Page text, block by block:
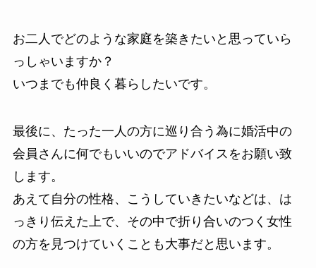
お二人でどのような家庭を築きたいと思っていら
っしゃいますか？
いつまでも仲良く暮らしたいです。
最後に、たった一人の方に巡り合う為に婚活中の
会員さんに何でもいいのでアドバイスをお願い致
します。
あえて自分の性格、こうしていきたいなどは、は
っきり伝えた上で、その中で折り合いのつく女性
の方を見つけていくことも大事だと思います。